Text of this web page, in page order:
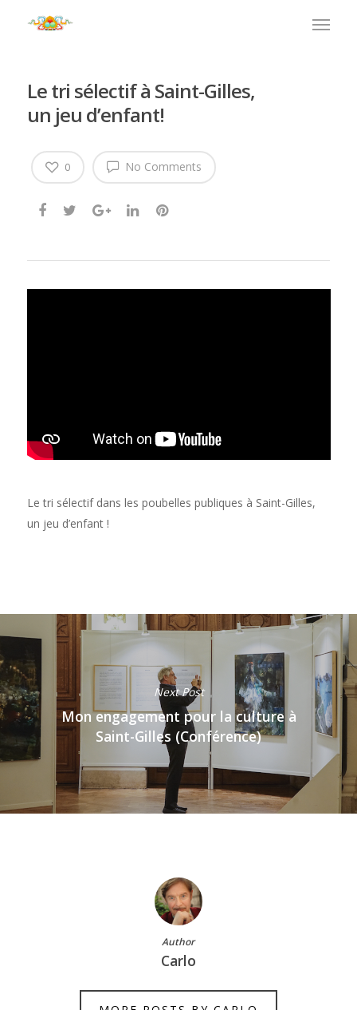
Le tri sélectif à Saint-Gilles,
un jeu d’enfant!
No Comments
0
Le tri sélec­tif dans les poubelles publiques à Saint-Gilles,
un jeu d’enfant !
Next Post
Mon engagement pour la culture à
Saint-Gilles (Conférence)
Author
Carlo